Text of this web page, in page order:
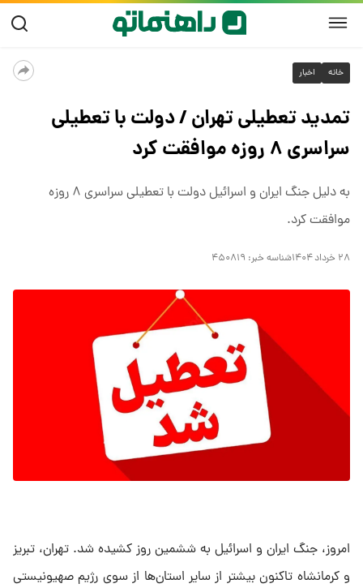
خانه اخبار
تمدید تعطیلی تهران / دولت با تعطیلی
سراسری ۸ روزه موافقت کرد
به دلیل جنگ ایران و اسرائیل دولت با تعطیلی سراسری ۸ روزه
موافقت کرد.
۲۸ خرداد ۱۴۰۴ شناسه خبر: ۴۵۰۸۱۹
امروز، جنگ ایران و اسرائیل به ششمین روز کشیده شد. تهران، تبریز
و کرمانشاه تاکنون بیشتر از سایر استان‌ها از سوی رژیم صهیونیستی